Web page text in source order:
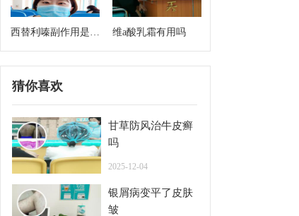
西替利嗪副作用是什
么
维a酸乳霜有用吗
猜你喜欢
甘草防风治牛皮癣
吗
2025-12-04
银屑病变平了皮肤
皱